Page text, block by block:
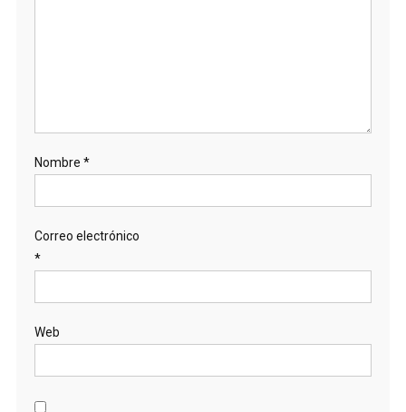
Nombre *
Correo electrónico
*
Web